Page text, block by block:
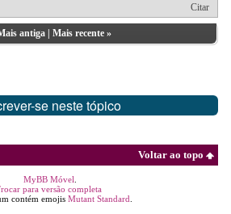
Citar
antiga| Mais recente»
se neste tópico
Voltar ao topo
MyBB Móvel
para versão completa
contém emojis Mutant Standard